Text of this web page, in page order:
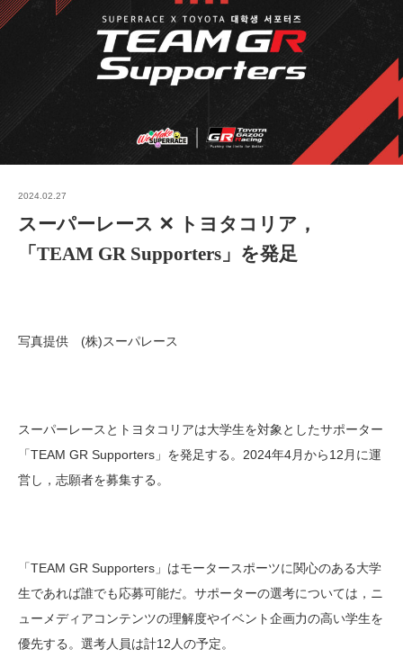
2024.02.27
スーパーレース ✕ トヨタコリア，
「TEAM GR Supporters」を発足
写真提供 (株)スーパレース
スーパーレースとトヨタコリアは大学生を対象としたサポーター
「TEAM GR Supporters」を発足する。2024年4月から12月に運
営し，志願者を募集する。
「TEAM GR Supporters」はモータースポーツに関心のある大学
生であれば誰でも応募可能だ。サポーターの選考については，ニ
ューメディアコンテンツの理解度やイベント企画力の高い学生を
優先する。選考人員は計12人の予定。